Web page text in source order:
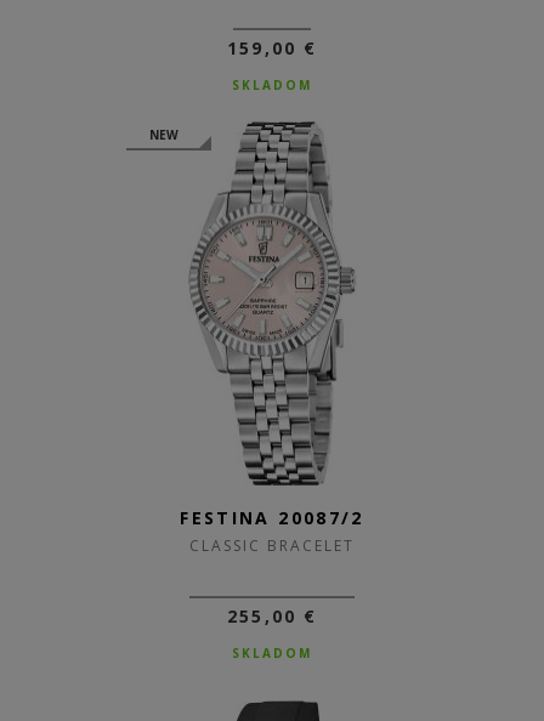
159,00 €
SKLADOM
NEW
FESTINA 20087/2
CLASSIC BRACELET
255,00 €
SKLADOM